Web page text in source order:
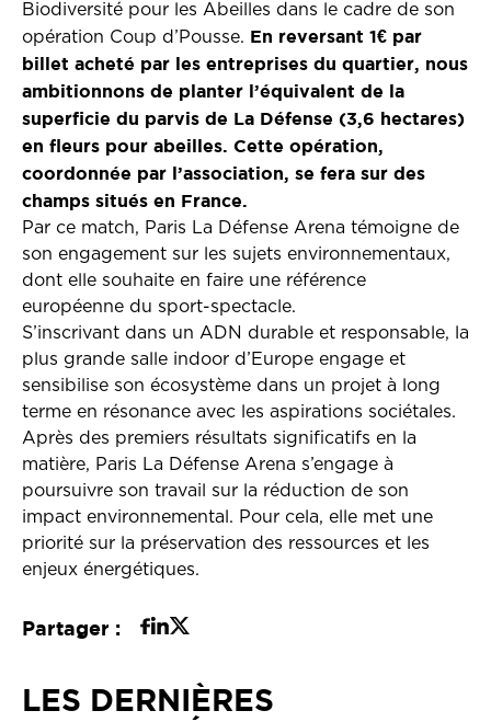
Biodiversité pour les Abeilles dans le cadre de son
opération Coup d’Pousse. En reversant 1€ par
billet acheté par les entreprises du quartier, nous
ambitionnons de planter l’équivalent de la
superficie du parvis de La Défense (3,6 hectares)
en fleurs pour abeilles. Cette opération,
coordonnée par l’association, se fera sur des
champs situés en France.
Par ce match, Paris La Défense Arena témoigne de
son engagement sur les sujets environnementaux,
dont elle souhaite en faire une référence
européenne du sport-spectacle.
S’inscrivant dans un ADN durable et responsable, la
plus grande salle indoor d’Europe engage et
sensibilise son écosystème dans un projet à long
terme en résonance avec les aspirations sociétales.
Après des premiers résultats significatifs en la
matière, Paris La Défense Arena s’engage à
poursuivre son travail sur la réduction de son
impact environnemental. Pour cela, elle met une
priorité sur la préservation des ressources et les
enjeux énergétiques.
Partager :
LES DERNIÈRES